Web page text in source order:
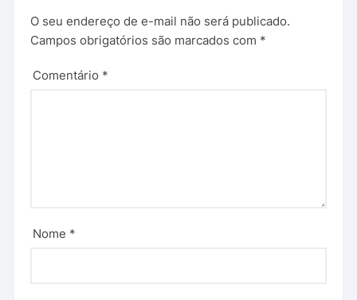
O seu endereço de e-mail não será publicado.
Campos obrigatórios são marcados com *
Comentário *
Nome *